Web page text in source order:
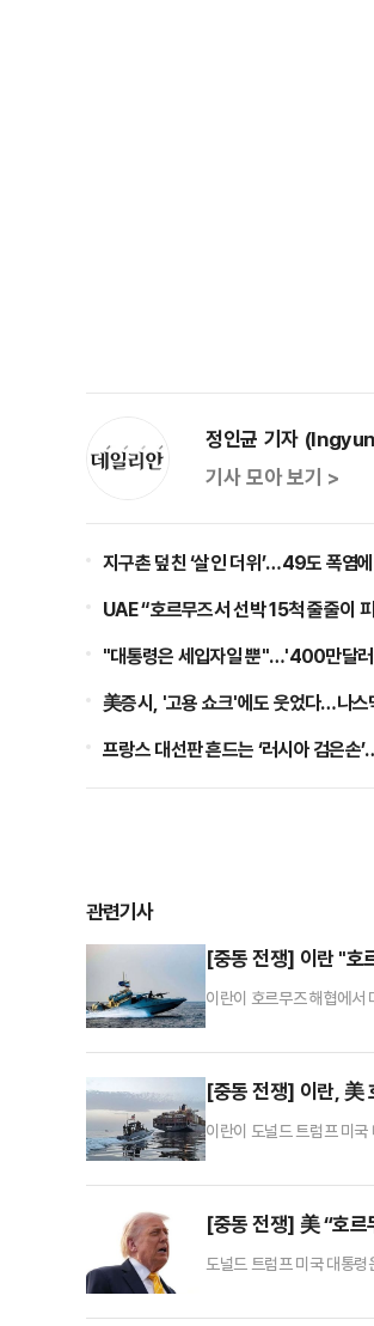
정인균 기자
기사 모아 보기 >
지구촌 덮친 ‘살인 더위’…49도 폭염
UAE “호르무즈서 선박 15척 줄줄이
"대통령은 세입자일 뿐"…'400만달러
美증시, '고용 쇼크'에도 웃었다…나
프랑스 대선판 흔드는 ‘러시아 검은손
관련기사
[중동 전쟁] 이란 "
이란이 호르무즈 해협에서
협 동쪽 오만만에 인접한
[중동 전쟁] 이란, 美
이란이 도널드 트럼프 미
회 국가안보위원회 위원장
[중동 전쟁] 美 “호르
도널드 트럼프 미국 대통
다.미 워싱턴포스트(WP)